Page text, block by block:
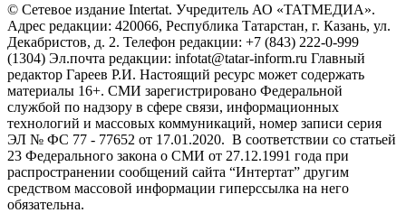
© Сетевое издание Intertat. Учредитель АО «ТАТМЕДИА».
Адрес редакции: 420066, Республика Татарстан, г. Казань, ул.
Декабристов, д. 2. Телефон редакции: +7 (843) 222-0-999
(1304) Эл.почта редакции: infotat@tatar-inform.ru Главный
редактор Гареев Р.И. Настоящий ресурс может содержать
материалы 16+. СМИ зарегистрировано Федеральной
службой по надзору в сфере связи, информационных
технологий и массовых коммуникаций, номер записи серия
ЭЛ № ФС 77 - 77652 от 17.01.2020. В соответствии со статьей
23 Федерального закона о СМИ от 27.12.1991 года при
распространении сообщений сайта “Интертат” другим
средством массовой информации гиперссылка на него
обязательна.